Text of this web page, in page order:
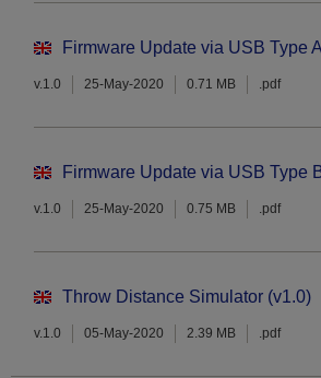
Firmware Update via USB Type
v.1.0 25-May-2020 0.71 MB .pdf
Firmware Update via USB Type
v.1.0 25-May-2020 0.75 MB .pdf
Throw Distance Simulator (v1.0)
v.1.0 05-May-2020 2.39 MB .pdf